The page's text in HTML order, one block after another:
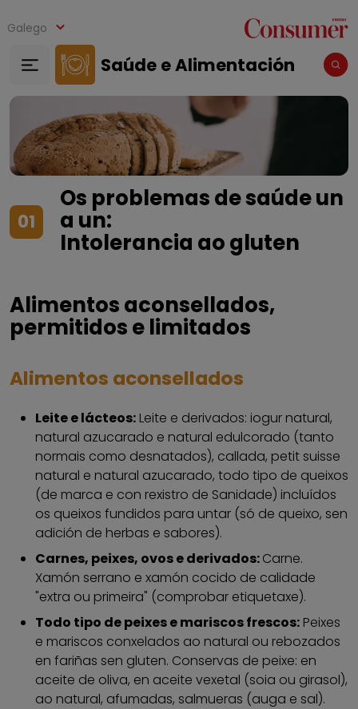
Galego
Saúde e Alimentación
01
Os problemas de saúde un
a un:
Intolerancia ao gluten
Alimentos aconsellados,
permitidos e limitados
Alimentos aconsellados
Leite e lácteos: Leite e derivados: iogur natural,
natural azucarado e natural edulcorado (tanto
normais como desnatados), callada, petit suisse
natural e natural azucarado, todo tipo de queixos
(de marca e con rexistro de Sanidade) incluídos
os queixos fundidos para untar (só de queixo, sen
adición de herbas e sabores).
Carnes, peixes, ovos e derivados:Carne.
Xamón serrano e xamón cocido de calidade
"extra ou primeira" (comprobar etiquetaxe).
Todo tipo de peixes e mariscos frescos: Peixes
e mariscos conxelados ao natural ou rebozados
en fariñas sen gluten. Conservas de peixe: en
aceite de oliva, en aceite vexetal (soia ou girasol),
ao natural, afumadas, salmueras (auga e sal).